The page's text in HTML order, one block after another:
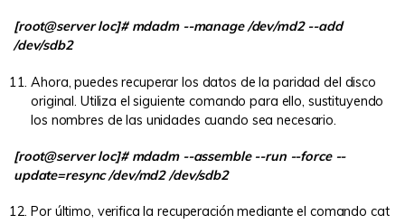
[root@server loc]# mdadm --manage /dev/md2 --add
/dev/sdb2
Ahora, puedes recuperar los datos de la paridad del disco
original. Utiliza el siguiente comando para ello, sustituyendo
los nombres de las unidades cuando sea necesario.
[root@server loc]# mdadm --assemble --run --force --
update=resync /dev/md2 /dev/sdb2
Por último, verifica la recuperación mediante el comando cat